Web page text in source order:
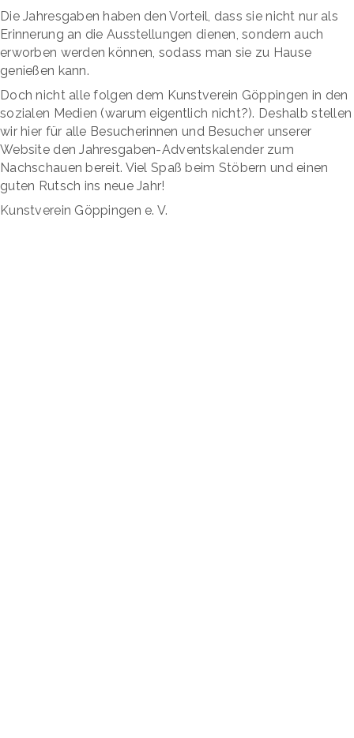
Die Jahresgaben haben den Vorteil, dass sie nicht nur als
Erinnerung an die Ausstellungen dienen, sondern auch
erworben werden können, sodass man sie zu Hause
genießen kann.
Doch nicht alle folgen dem Kunstverein Göppingen in den
sozialen Medien (warum eigentlich nicht?). Deshalb stellen
wir hier für alle Besucherinnen und Besucher unserer
Website den Jahresgaben-Adventskalender zum
Nachschauen bereit. Viel Spaß beim Stöbern und einen
guten Rutsch ins neue Jahr!
Kunstverein Göppingen e. V.